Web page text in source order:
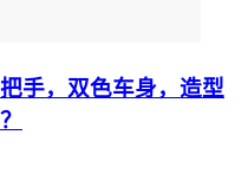
手，双色车身，造型